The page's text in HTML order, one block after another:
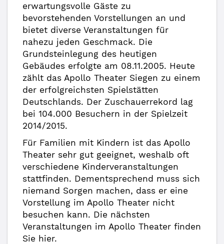
erwartungsvolle Gäste zu
bevorstehenden Vorstellungen an und
bietet diverse Veranstaltungen für
nahezu jeden Geschmack. Die
Grundsteinlegung des heutigen
Gebäudes erfolgte am 08.11.2005. Heute
zählt das Apollo Theater Siegen zu einem
der erfolgreichsten Spielstätten
Deutschlands. Der Zuschauerrekord lag
bei 104.000 Besuchern in der Spielzeit
2014/2015.
Für Familien mit Kindern ist das Apollo
Theater sehr gut geeignet, weshalb oft
verschiedene Kinderveranstaltungen
stattfinden. Dementsprechend muss sich
niemand Sorgen machen, dass er eine
Vorstellung im Apollo Theater nicht
besuchen kann. Die nächsten
Veranstaltungen im Apollo Theater finden
Sie hier.